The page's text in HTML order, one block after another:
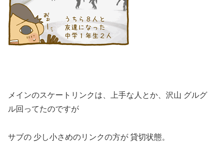
メインのスケートリンクは、上手な人とか、沢山 グルグ
ル回ってたのですが
サブの 少し小さめのリンクの方が 貸切状態。